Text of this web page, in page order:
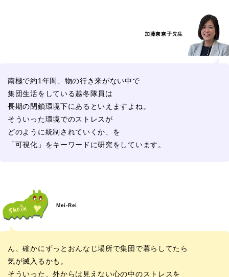
加藤奈奈子先生
南極で約1年間、物の行き来がない中で
集団生活をしている越冬隊員は
長期の閉鎖環境下にあるといえますよね。
そういった環境でのストレスが
どのように統制されていくか、を
「可視化」をキーワードに研究をしています。
Mei-Rei
ん、確かにずっとおんなじ場所で集団で暮らしてたら
気が滅入るかも。
そういった、外からは見えない心の中のストレスを